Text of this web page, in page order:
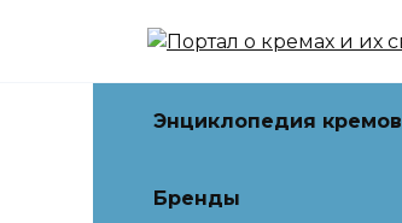
Энциклопедия кремов
Бренды